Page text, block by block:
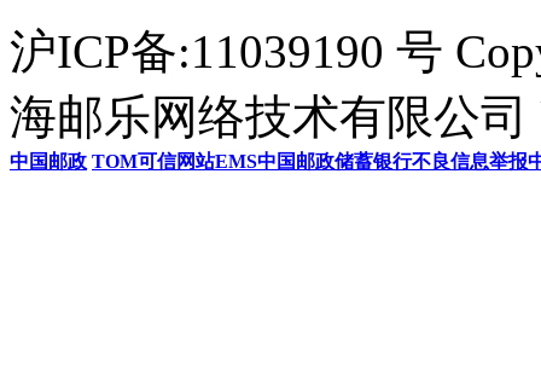
沪ICP备:11039190 号
海邮乐网络技术有限公司
中国邮政 TOM可信网站EMS中国邮政储蓄银行不良信息举报